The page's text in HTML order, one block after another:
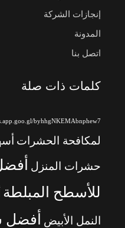
إنجازات الشركة
المدونة
اتصل بنا
كلمات ذات صلة
byhhgNKEMAbnphew7
لمكافحة الحشرات
حشرات المنزل
للأسطح المبلطة
النمل الأبيض